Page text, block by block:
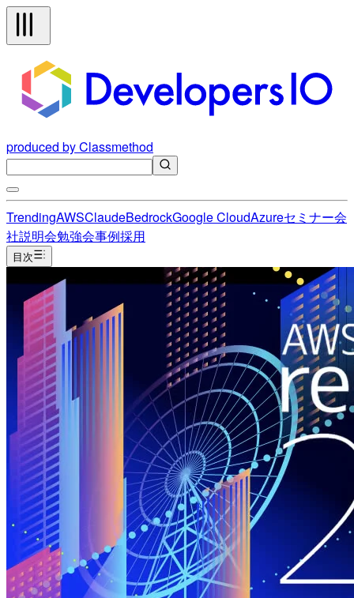
produced by Classmethod
TrendingAWSClaudeBedrockGoogle CloudAzureセミナー会
社説明会勉強会事例採用
目次